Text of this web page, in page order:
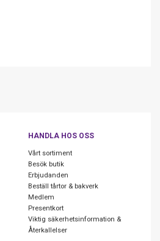
HANDLA HOS OSS
Vårt sortiment
Besök butik
Erbjudanden
Beställ tårtor & bakverk
Medlem
Presentkort
Viktig säkerhetsinformation &
Återkallelser